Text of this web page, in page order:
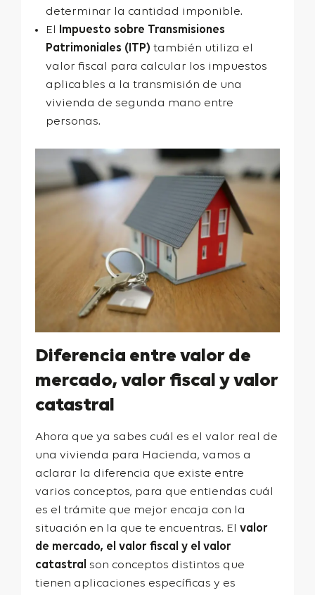
determinar la cantidad imponible.
El
Impuesto sobre Transmisiones
Patrimoniales (ITP) también utiliza el
valor fiscal para calcular los impuestos
aplicables a la transmisión de una
vivienda de segunda mano entre
personas.
Diferencia entre valor de
mercado, valor fiscal y valor
catastral
Ahora que ya sabes cuál es el valor real de
una vivienda para Hacienda, vamos a
aclarar la diferencia que existe entre
varios conceptos, para que entiendas cuál
es el trámite que mejor encaja con la
situación en la que te encuentras. El valor
de mercado, el valor fiscal y el valor
catastral son conceptos distintos que
tienen aplicaciones específicas y es